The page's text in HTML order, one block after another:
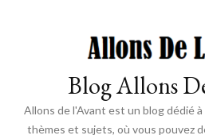
Blog Allons
Allons de l'Avant est un blog dédié
thèmes et sujets, où vous pouvez